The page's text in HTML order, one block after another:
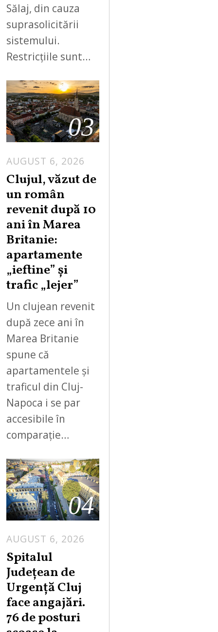
Sălaj, din cauza
suprasolicitării
sistemului.
Restricțiile sunt…
03
AUGUST 6, 2026
Clujul, văzut de
un român
revenit după 10
ani în Marea
Britanie:
apartamente
„ieftine” și
trafic „lejer”
Un clujean revenit
după zece ani în
Marea Britanie
spune că
apartamentele și
traficul din Cluj-
Napoca i se par
accesibile în
comparație…
04
AUGUST 6, 2026
Spitalul
Județean de
Urgență Cluj
face angajări.
76 de posturi